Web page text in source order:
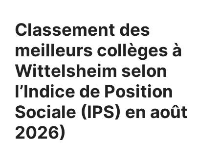
Classement des
meilleurs collèges à
Wittelsheim selon
l’Indice de Position
Sociale (IPS) en août
2026)